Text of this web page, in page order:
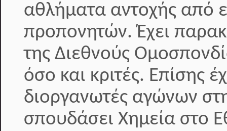
αθλήματα αντοχής από
προπονητών. Έχει
της Διεθνούς
όσο και κριτές. Επίσης
διοργανωτές αγώνων
σπουδάσει Χημεία στο